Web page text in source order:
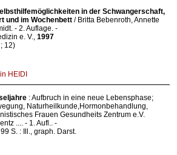
in der Schwangerschaft,
und im Wochenbett / Britta Bebenroth, Annette
- 2. Auflage. -
e. V., 1997
12)
HEIDI
: Aufbruch in eine neue Lebensphase;
Naturheilkunde,Hormonbehandlung,
Frauen Gesundheits Zentrum e.V.
.... - 1. Aufl.. -
99 S. : Ill., graph. Darst.